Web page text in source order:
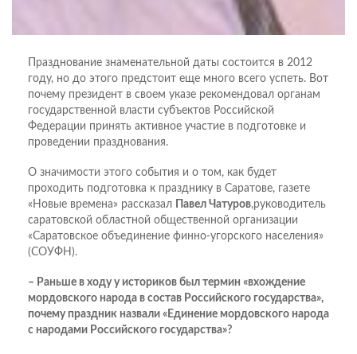
Празднование знаменательной даты состоится в 2012
году, но до этого предстоит еще много всего успеть. Вот
почему президент в своем указе рекомендовал органам
государственной власти субъектов Российской
Федерации принять активное участие в подготовке и
проведении празднования.
О значимости этого события и о том, как будет
проходить подготовка к празднику в Саратове, газете
«Новые времена» рассказал
Павел Чатуров,руководитель
саратовской областной общественной организации
«Саратовское объединение финно-угорского населения»
(СОУФН).
– Раньше в ходу у историков был термин «вхождение
мордовского народа в состав Российского государства»,
почему праздник назвали «Единение мордовского народа
с народами Российского государства»?